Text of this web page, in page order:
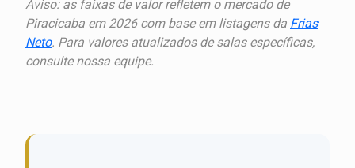
Aviso: as faixas de valor refletem o mercado de
Piracicaba em 2026 com base em listagens da Frias
Neto. Para valores atualizados de salas específicas,
consulte nossa equipe.